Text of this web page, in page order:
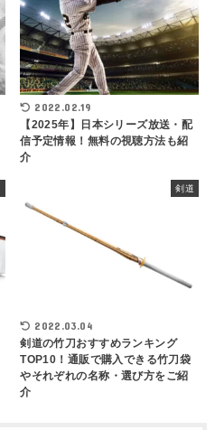
2022.02.19
【2025年】日本シリーズ放送・配
信予定情報！無料の視聴方法も紹
介
剣道
2022.03.04
剣道の竹刀おすすめランキング
TOP10！通販で購入できる竹刀袋
やそれぞれの名称・選び方をご紹
介